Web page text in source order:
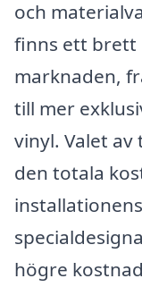
och
finns ett brett
marknaden,
till mer
vinyl. Valet
den totala
högre